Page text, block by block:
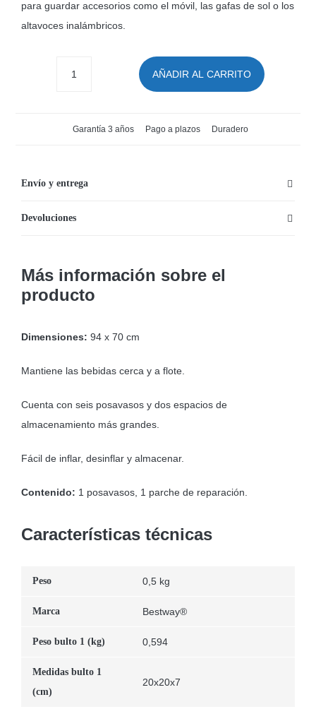
para guardar accesorios como el móvil, las gafas de sol o los
altavoces inalámbricos.
Bestway
AÑADIR AL CARRITO
Garantía 3 años Pago a plazos Duradero
Envío y entrega
Devoluciones
Más información sobre el
producto
Dimensiones: 94 x 70 cm
Mantiene las bebidas cerca y a flote.
Cuenta con seis posavasos y dos espacios de
almacenamiento más grandes.
Fácil de inflar, desinflar y almacenar.
Contenido: 1 posavasos, 1 parche de reparación.
Características técnicas
Peso 0,5 kg
Marca Bestway®
Peso bulto 1 (kg) 0,594
Medidas bulto 1
(cm)
20x20x7